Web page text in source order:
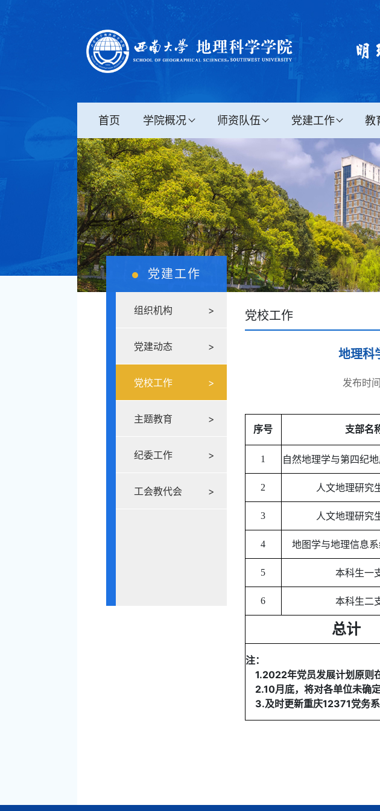
首页 学院概况 师资队伍 党建工作 教
党建工作
组织机构 >
党建动态 >
党校工作 >
主题教育 >
纪委工作 >
工会教代会 >
党校工作
地理科
发布时
序号 支部名
1 自然地理学与第四纪
2 人文地理研究
3 人文地理研究
4 地图学与地理信息
5 本科生一
6 本科生二
总计
注：
1.2022年党员发展计划原则
2.10月底，将对各单位未确
3.及时更新重庆12371党务系